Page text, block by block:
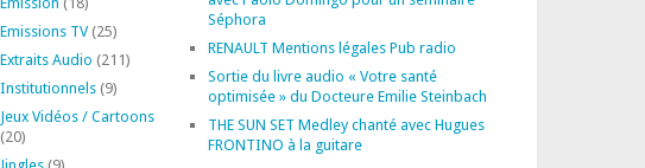
Emissions TV(25)
Extraits Audio (211)
Institutionnels(9)
Jeux Vidéos / Cartoons
(20)
Séphora
RENAULT Mentions légales Pub radio
Sortie du livre audio « Votre santé
optimisée » du Docteure Emilie Steinbach
THE SUN SET Medley chanté avec Hugues
FRONTINO à la guitare